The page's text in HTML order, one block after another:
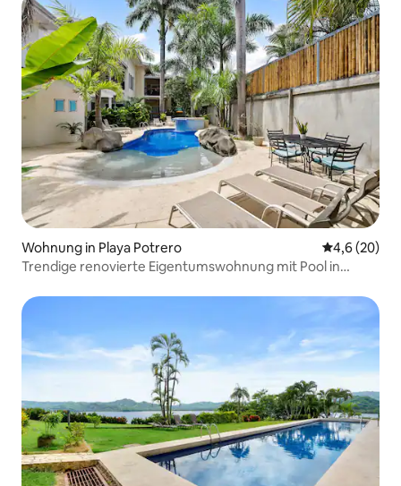
Wohnung in Playa Potrero
4,6 (20)
Trendige renovierte Eigentumswohnung mit Pool in